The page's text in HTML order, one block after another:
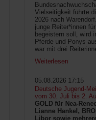
Vielseitigkeit führte
2026 nach
junge Reiter*innen
begeistern soll, wird
Pferde und Ponys
war mit drei
Weiterlesen
05.08.2026 17:15
Deutsche Jugend-
vom 30. Juli bis 2.
GOLD für Nea-
Lianne Hankel,
Libor sowie